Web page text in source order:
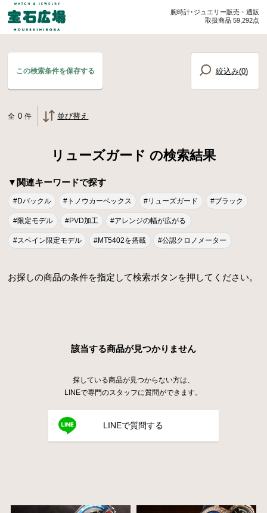
腕時計･ジュエリー販売・通販
取扱商品 59,292点
この検索条件を保存する 絞込み(0)
全 0 件 並び替え
リューズガード の検索結果
▼関連キーワードで探す
#Dバックル #トノウカーベックス #リューズガード #ブラック
#限定モデル #PVD加工 #アレンジの幅が広がる
#スペイン限定モデル #MT5402を搭載 #公認クロノメーター
お探しの商品の条件を指定して検索ボタンを押してください。
該当する商品が見つかりません
探している商品が見つからない方は、
LINEで専門のスタッフに質問ができます。
LINEで質問する